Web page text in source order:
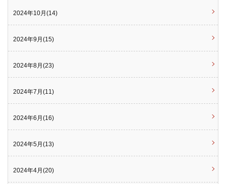
2024年10月(14)
2024年9月(15)
2024年8月(23)
2024年7月(11)
2024年6月(16)
2024年5月(13)
2024年4月(20)